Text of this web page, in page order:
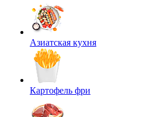
Азиатская кухня
Картофель фри